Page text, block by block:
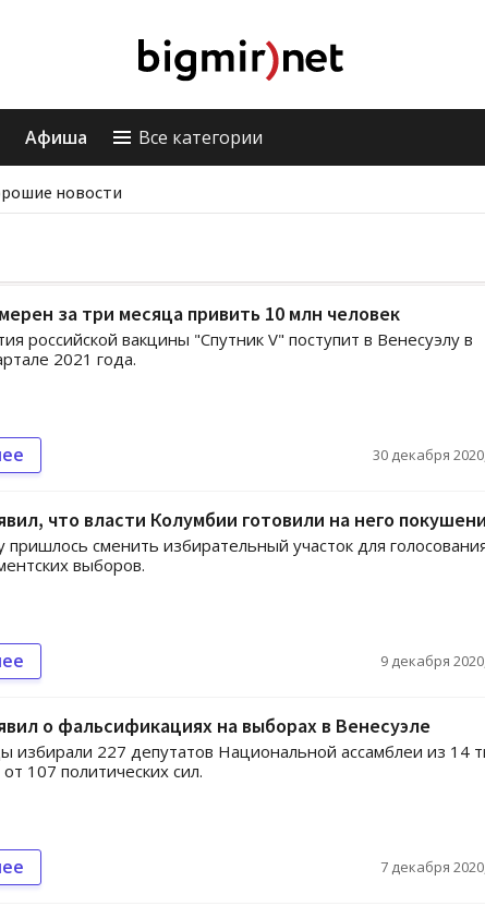
Афиша Все категории
новости
за три месяца привить 10 млн человек
российской вакцины "Спутник V" поступит в Венесуэлу в
2021 года.
30 декабря
что власти Колумбии готовили на него
сменить избирательный участок для
выборов.
9 декабря
о фальсификациях на выборах в Венесуэле
избирали 227 депутатов Национальной ассамблеи из 14
107 политических сил.
7 декабря